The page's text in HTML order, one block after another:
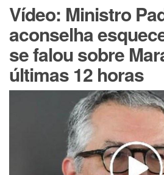
Vídeo: Ministro
aconselha
se falou sobre
últimas 12 horas